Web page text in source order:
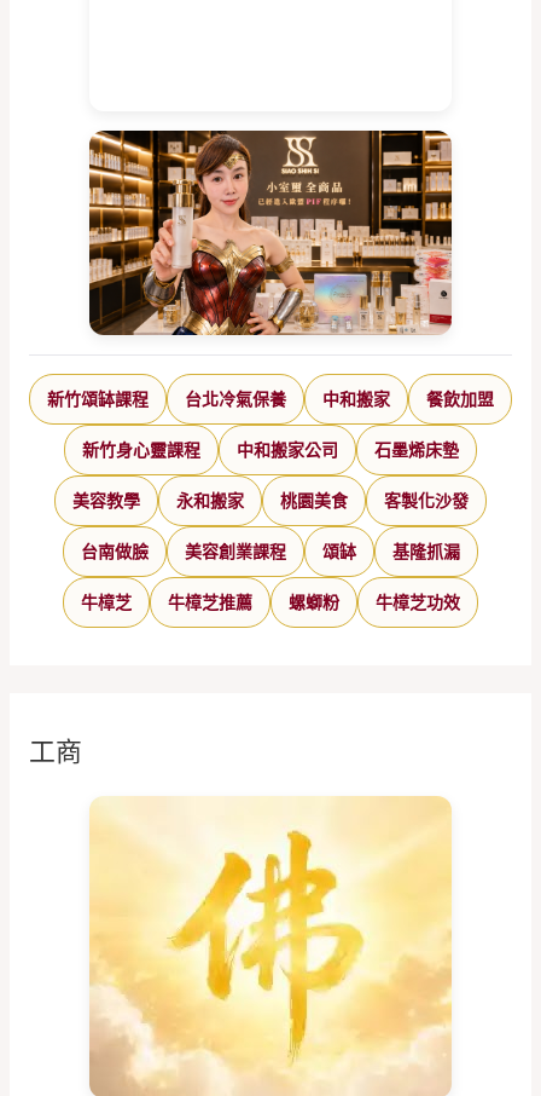
新竹頌缽課程 台北冷氣保養 中和搬家 餐飲加盟
新竹身心靈課程 中和搬家公司 石墨烯床墊
美容教學 永和搬家 桃園美食 客製化沙發
台南做臉 美容創業課程 頌缽 基隆抓漏
牛樟芝 牛樟芝推薦 螺螄粉 牛樟芝功效
工商